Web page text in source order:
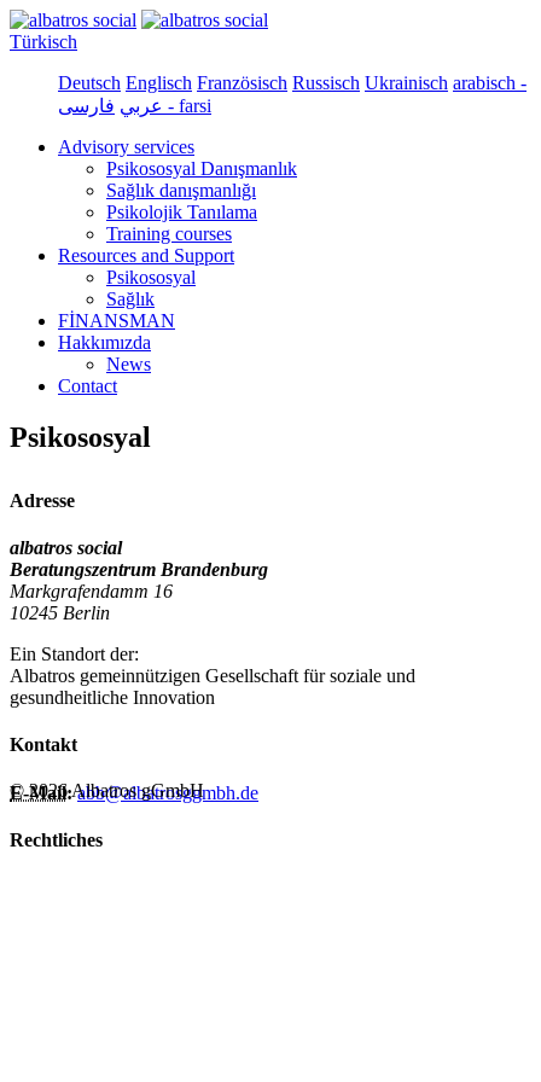
Türkisch
Deutsch Englisch Französisch Russisch Ukrainisch arabisch -
عربي فارسی - farsi
Advisory services
Psikososyal Danışmanlık
Sağlık danışmanlığı
Psikolojik Tanılama
Training courses
Resources and Support
Psikososyal
Sağlık
FİNANSMAN
Hakkımızda
News
Contact
Psikososyal
Adresse
albatros social
Beratungszentrum Brandenburg
Markgrafendamm 16
10245 Berlin
Ein Standort der:
Albatros gemeinnützigen Gesellschaft für soziale und
gesundheitliche Innovation
Kontakt
E-Mail: abb@albatrosggmbh.de
Rechtliches
© 2026 Albatros gGmbH